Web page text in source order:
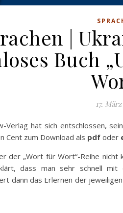
|
Buch
17.
Verlag hat sich entschlossen,
Cent zum Download als pdf oder
der „Wort für Wort“-Reihe
dass man sehr schnell mit
dann das Erlernen der